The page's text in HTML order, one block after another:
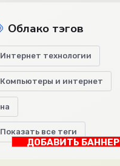
Облако тэгов
Интернет технологии
Компьютеры и интернет
на
Показать все теги
ДОБАВИТЬ БАННЕР